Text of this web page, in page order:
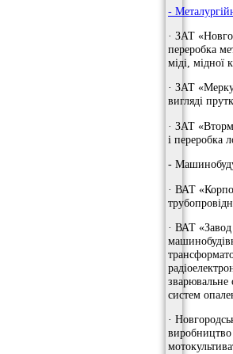
-
· ЗАТ
переробка
міді, мідної
· ЗАТ
вигляді
· ЗАТ
і переробка
-
· ВАТ
· ВАТ
зварювальне
систем
·